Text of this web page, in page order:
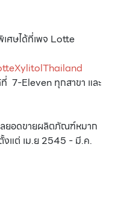
ศษได้ที่เพจ Lotte
7-Eleven ทุกสาขา และ
ยอดขายผลิตภัณฑ์หมาก
งแต่ เม.ย 2545 - มี.ค.